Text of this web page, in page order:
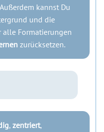
kannst Du
und die
alle Formatierungen
zurücksetzen.
, zentriert,